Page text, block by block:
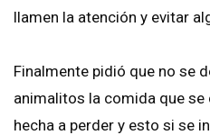
llamen la atención y evitar
Finalmente pidió que no se
animalitos la comida que se
hecha a perder y esto si se